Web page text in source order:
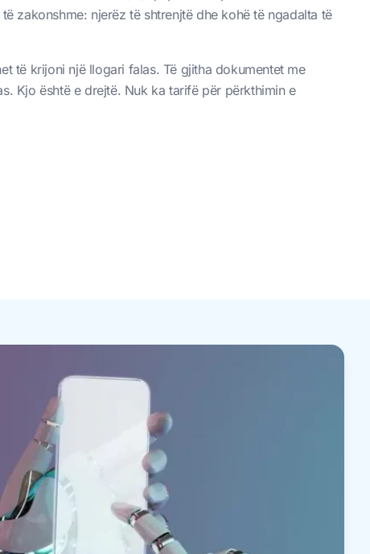
zakonshme: njerëz të shtrenjtë dhe kohë të ngadalta të
të krijoni një llogari falas. Të gjitha dokumentet me
Kjo është e drejtë. Nuk ka tarifë për përkthimin e